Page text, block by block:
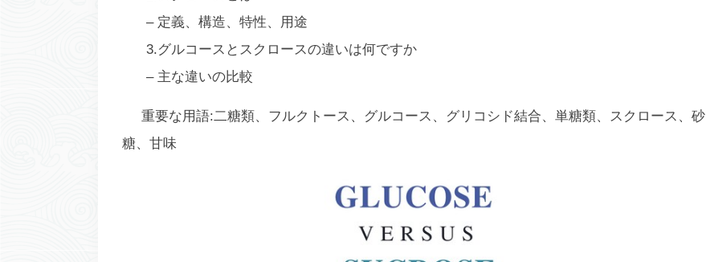
– 定義、構造、特性、用途
3.グルコースとスクロースの違いは何ですか
– 主な違いの比較
重要な用語:二糖類、フルクトース、グルコース、グリコシド結合、単糖類、スクロース、砂
糖、甘味